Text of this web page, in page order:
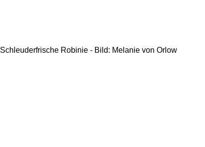
Schleuderfrische Robinie - Bild: Melanie von Orlow